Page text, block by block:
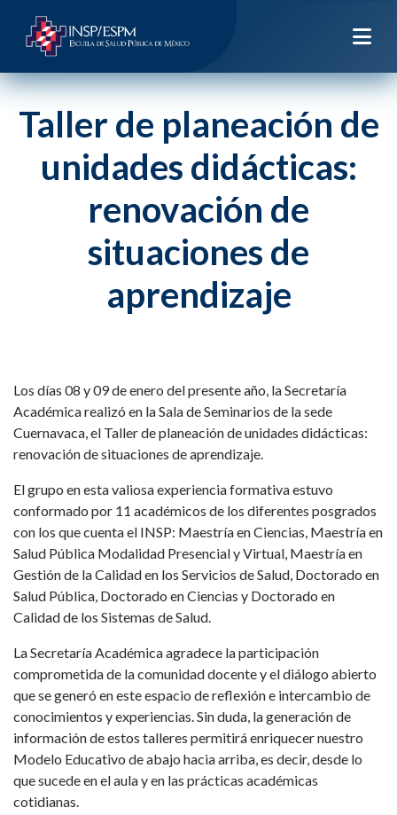
Taller de planeación de
unidades didácticas:
renovación de
situaciones de
aprendizaje
Los días 08 y 09 de enero del presente año, la Secretaría
Académica realizó en la Sala de Seminarios de la sede
Cuernavaca, el Taller de planeación de unidades didácticas:
renovación de situaciones de aprendizaje.
El grupo en esta valiosa experiencia formativa estuvo
conformado por 11 académicos de los diferentes posgrados
con los que cuenta el INSP: Maestría en Ciencias, Maestría en
Salud Pública Modalidad Presencial y Virtual, Maestría en
Gestión de la Calidad en los Servicios de Salud, Doctorado en
Salud Pública, Doctorado en Ciencias y Doctorado en
Calidad de los Sistemas de Salud.
La Secretaría Académica agradece la participación
comprometida de la comunidad docente y el diálogo abierto
que se generó en este espacio de reflexión e intercambio de
conocimientos y experiencias. Sin duda, la generación de
información de estos talleres permitirá enriquecer nuestro
Modelo Educativo de abajo hacia arriba, es decir, desde lo
que sucede en el aula y en las prácticas académicas
cotidianas.